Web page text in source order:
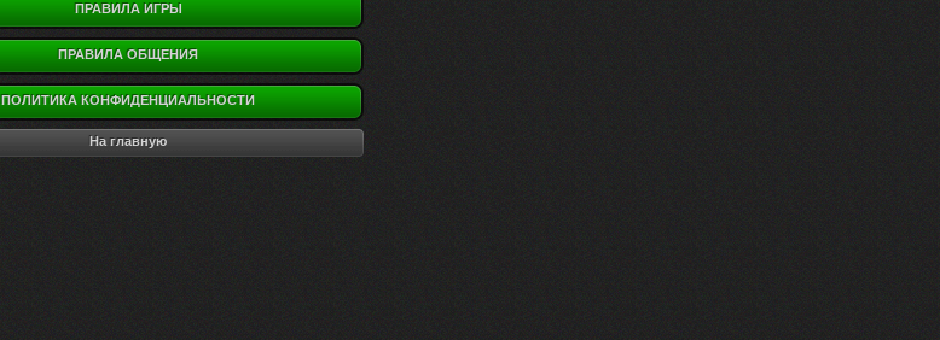
ПРАВИЛА ИГРЫ
ПРАВИЛА ОБЩЕНИЯ
ПОЛИТИКА КОНФИДЕНЦИАЛЬНОСТИ
На главную